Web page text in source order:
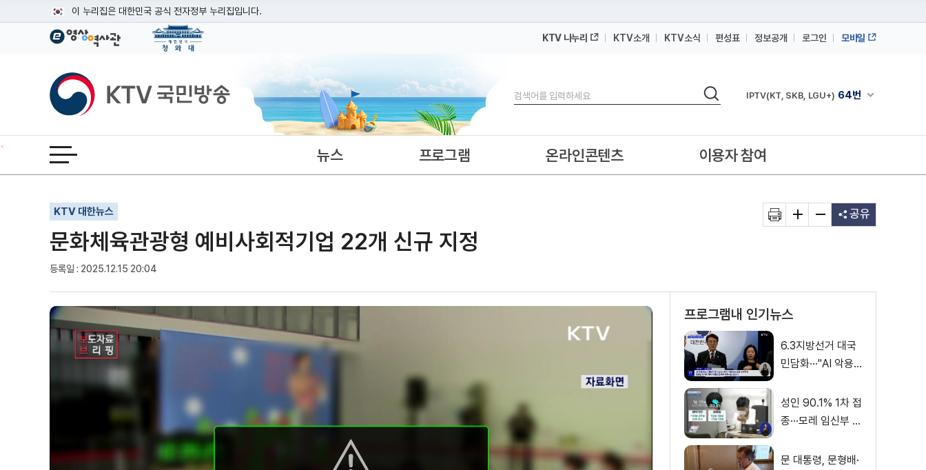
이 누리집은 대한민국 공식 전자정부 누리집입니다.
공식 누리집 주소 확인하기
이밖에 or.kr 또는 .kr등 다른 도메인 주소를 사용하고 있다면 아래 URL에서 도메인 주소를 확인해 보세요
운영중인 공식 누리집보기
KTV 나누리 KTV소개 KTV소식 편성표 정보공개 로그인 모바일
KTV국민방송
검색
검색 채널안내 펼쳐
IPTV(KT, SKB, LGU+) 64번
IPTV(KT, SKB, LGU+)
전체메뉴 열기 뉴스 프로그램 온라인콘텐츠 이용자 참여
KTV 대한뉴스
문화체육관광형 예비사회적기업 22개 신규 지정
등록일 : 2025.12.15 20:04
기사인쇄
글자확대
글자축소 공유
프로그램내 인기뉴스
6.3지방선거 대국
민담화···"AI 악용
성인 90.1% 1차 접
종···모레 임신부 사
문 대통령, 문형배·